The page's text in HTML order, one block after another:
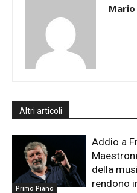
Mario
Altri articoli
Primo Piano
Addio a
della
rendono